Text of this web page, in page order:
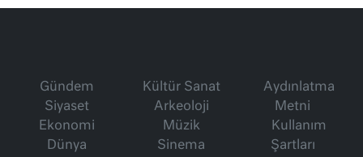
Gündem
Siyaset
Ekonomi
Dünya
Kültür Sanat
Arkeoloji
Müzik
Sinema
Aydınlatma
Metni
Kullanım
Şartları